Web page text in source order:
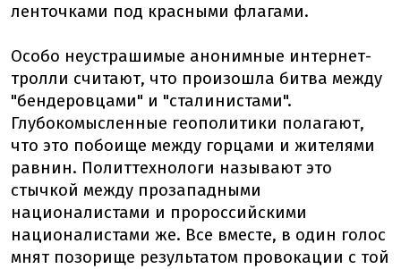
ленточками под красными флагами.
Особо неустрашимые анонимные интернет-
тролли считают, что произошла битва между
"бендеровцами" и "сталинистами".
Глубокомысленные геополитики полагают,
что это побоище между горцами и жителями
равнин. Политтехнологи называют это
стычкой между прозападными
националистами и пророссийскими
националистами же. Все вместе, в один голос
мнят позорище результатом провокации с той